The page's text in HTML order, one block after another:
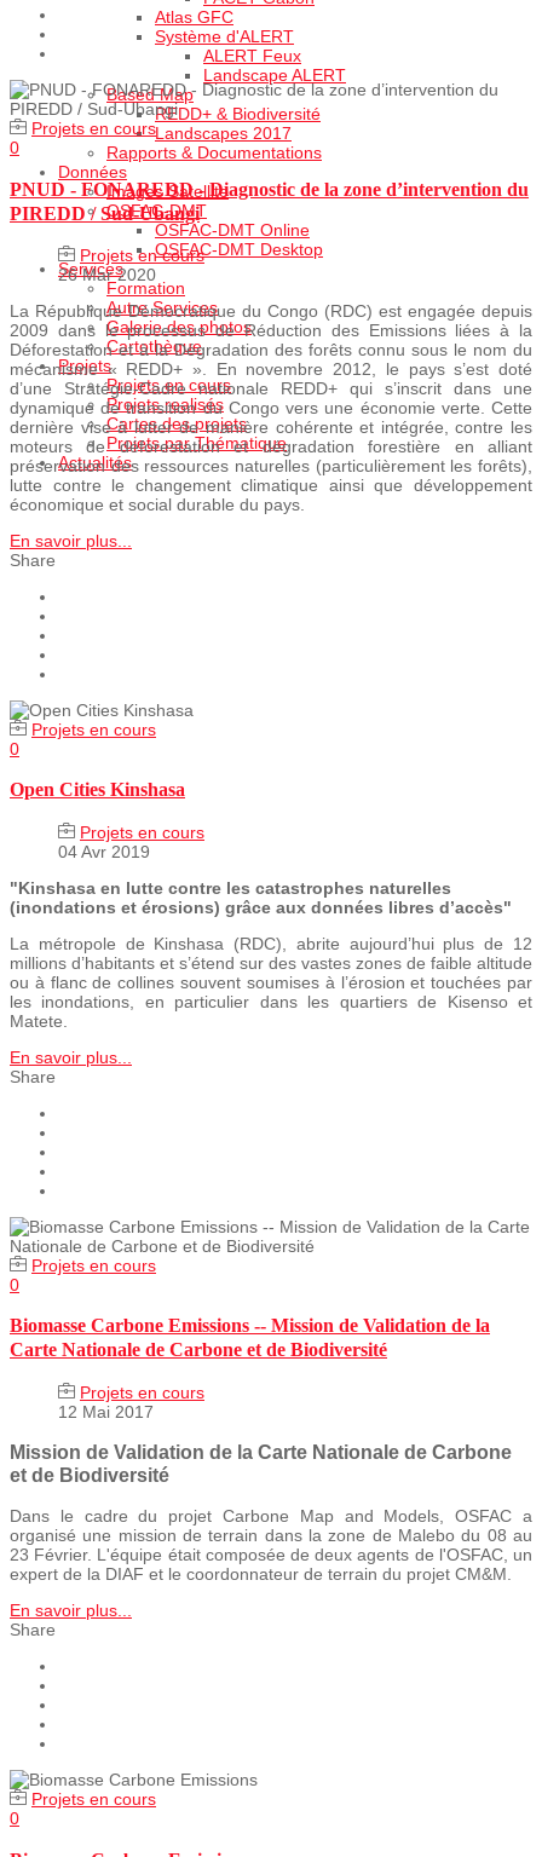
Atlas GFC
Système d'ALERT
ALERT Feux
Landscape ALERT
Based Map
REDD+ & Biodiversité
Landscapes 2017
Rapports & Documentations
Données
Images Satellite
OSFAC-DMT
OSFAC-DMT Online
OSFAC-DMT Desktop
Services
Formation
Autre Services
Galerie des photos
Cartothèque
Projets
Projets en cours
Projets realisés
Cartes des projets
Projets par Thématique
Actualités
Projets en cours
0
PNUD - FONAREDD - Diagnostic de la zone d’intervention du
PIREDD / Sud-Ubangi
Projets en cours
26 Mar 2020
La République Démocratique du Congo (RDC) est engagée depuis
2009 dans le processus de Réduction des Emissions liées à la
Déforestation et à la Dégradation des forêts connu sous le nom du
mécanisme « REDD+ ». En novembre 2012, le pays s’est doté
d’une Stratégie-Cadre nationale REDD+ qui s’inscrit dans une
dynamique de transition du Congo vers une économie verte. Cette
dernière vise à lutter de manière cohérente et intégrée, contre les
moteurs de déforestation et dégradation forestière en alliant
préservation des ressources naturelles (particulièrement les forêts),
lutte contre le changement climatique ainsi que développement
économique et social durable du pays.
En savoir plus...
Share
Projets en cours
0
Open Cities Kinshasa
Projets en cours
04 Avr 2019
"Kinshasa en lutte contre les catastrophes naturelles
(inondations et érosions) grâce aux données libres d’accès"
La métropole de Kinshasa (RDC), abrite aujourd’hui plus de 12
millions d’habitants et s’étend sur des vastes zones de faible altitude
ou à flanc de collines souvent soumises à l’érosion et touchées par
les inondations, en particulier dans les quartiers de Kisenso et
Matete.
En savoir plus...
Share
Projets en cours
0
Biomasse Carbone Emissions -- Mission de Validation de la
Carte Nationale de Carbone et de Biodiversité
Projets en cours
12 Mai 2017
Mission de Validation de la Carte Nationale de Carbone
et de Biodiversité
Dans le cadre du projet Carbone Map and Models, OSFAC a
organisé une mission de terrain dans la zone de Malebo du 08 au
23 Février. L'équipe était composée de deux agents de l'OSFAC, un
expert de la DIAF et le coordonnateur de terrain du projet CM&M.
En savoir plus...
Share
Projets en cours
0